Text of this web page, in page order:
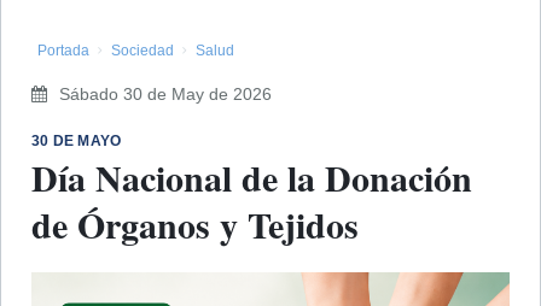
Portada Sociedad Salud
Sábado 30 de May de 2026
30 DE MAYO
Día Nacional de la Donación
de Órganos y Tejidos